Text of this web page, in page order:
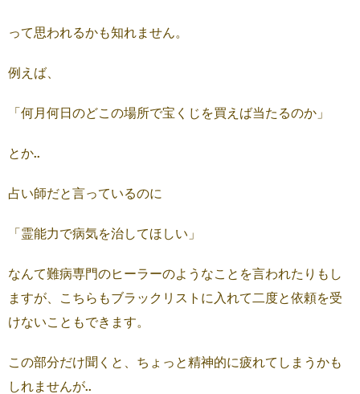
って思われるかも知れません。
例えば、
「何月何日のどこの場所で宝くじを買えば当たるのか」
とか..
占い師だと言っているのに
「霊能力で病気を治してほしい」
なんて難病専門のヒーラーのようなことを言われたりもし
ますが、こちらもブラックリストに入れて二度と依頼を受
けないこともできます。
この部分だけ聞くと、ちょっと精神的に疲れてしまうかも
しれませんが..